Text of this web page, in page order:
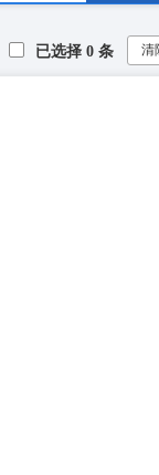
已选择 0 条 清